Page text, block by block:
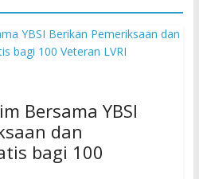
Bersama YBSI
dan
bagi 100